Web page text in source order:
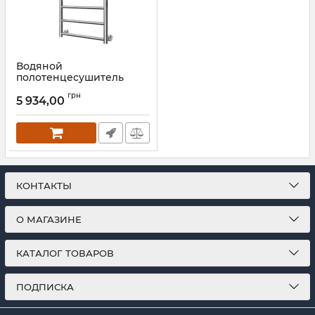
Водяной
полотенцесушитель
570х430/400 белый
Артикул:1.8.044562.P-WG
5 934,00 грн
КОНТАКТЫ
О МАГАЗИНЕ
КАТАЛОГ ТОВАРОВ
ПОДПИСКА